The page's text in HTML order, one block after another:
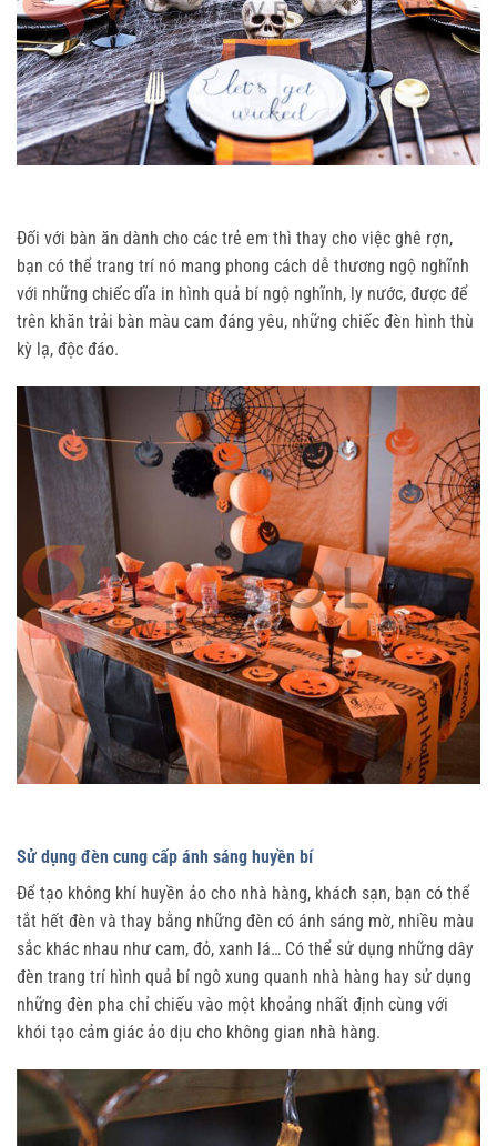
Đối với bàn ăn dành cho các trẻ em thì thay cho việc ghê rợn,
bạn có thể trang trí nó mang phong cách dễ thương ngộ nghĩnh
với những chiếc dĩa in hình quả bí ngộ nghĩnh, ly nước, được để
trên khăn trải bàn màu cam đáng yêu, những chiếc đèn hình thù
kỳ lạ, độc đáo.
Sử dụng đèn cung cấp ánh sáng huyền bí
Để tạo không khí huyền ảo cho nhà hàng, khách sạn, bạn có thể
tắt hết đèn và thay bằng những đèn có ánh sáng mờ, nhiều màu
sắc khác nhau như cam, đỏ, xanh lá… Có thể sử dụng những dây
đèn trang trí hình quả bí ngô xung quanh nhà hàng hay sử dụng
những đèn pha chỉ chiếu vào một khoảng nhất định cùng với
khói tạo cảm giác ảo dịu cho không gian nhà hàng.